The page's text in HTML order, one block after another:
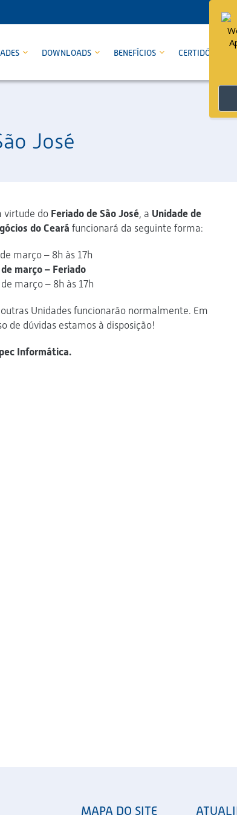
DOWNLOADS BENEFÍCIOS CERTIDÕES
José
virtude do Feriado de São José, a Unidade de
do Ceará funcionará da seguinte forma:
março – 8h às 17h
março – Feriado
março – 8h às 17h
Unidades funcionarão normalmente. Em
de dúvidas estamos à disposição!
Informática.
MAPA DO SITE